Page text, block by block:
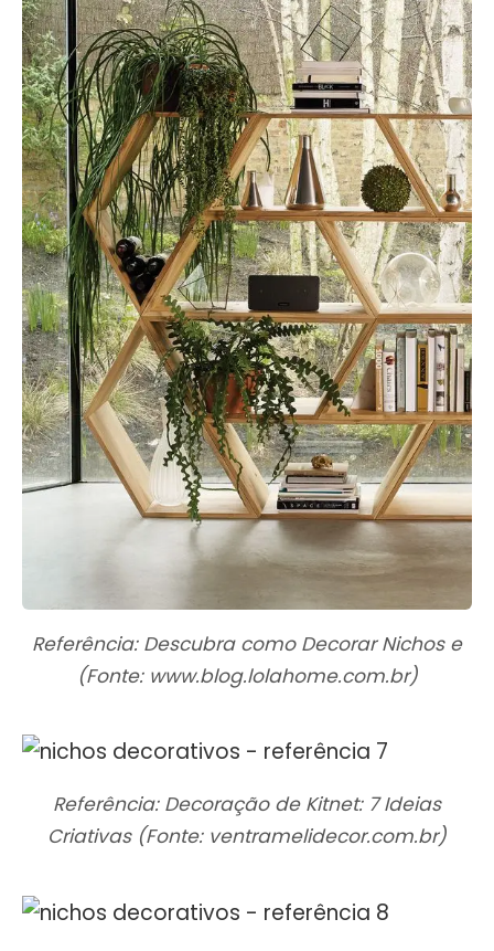
Referência: Descubra como Decorar Nichos e
(Fonte: www.blog.lolahome.com.br)
Referência: Decoração de Kitnet: 7 Ideias
Criativas (Fonte: ventramelidecor.com.br)